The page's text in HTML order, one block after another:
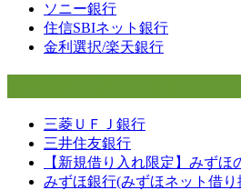
ソニー銀行
住信SBIネット銀行
金利選択/楽天銀行
三菱ＵＦＪ銀行
三井住友銀行
【新規借り入れ限定】みずほ
みずほ銀行(みずほネット借